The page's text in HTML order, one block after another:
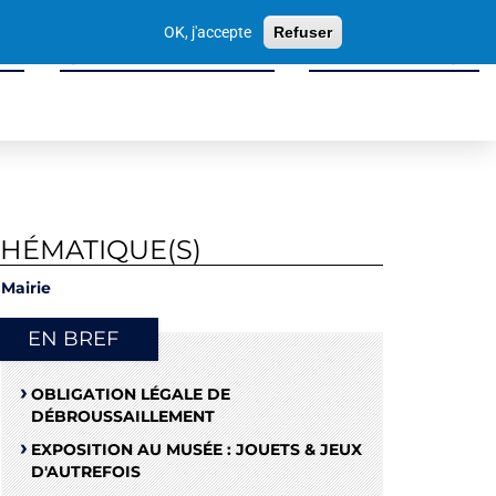
OK, j'accepte Refuser
Sport, Culture & Loisirs Tissu Économique
Mairie
EN BREF
OBLIGATION LÉGALE DE
DÉBROUSSAILLEMENT
EXPOSITION AU MUSÉE : JOUETS & JEUX
D'AUTREFOIS